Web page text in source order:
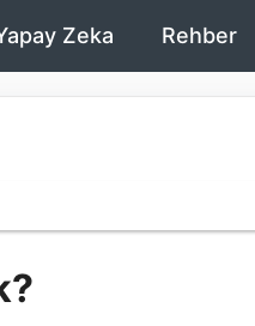
Zeka Rehber